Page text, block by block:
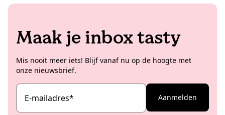
Maak je inbox tasty
Mis nooit meer iets! Blijf vanaf nu op de hoogte met
onze nieuwsbrief.
E-mailadres* Aanmelden